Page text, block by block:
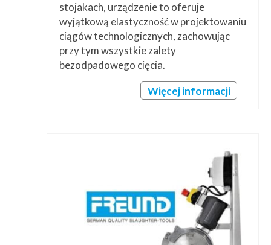
stojakach, urządzenie to oferuje
wyjątkową elastyczność w projektowaniu
ciągów technologicznych, zachowując
przy tym wszystkie zalety
bezodpadowego cięcia.
Więcej informacji